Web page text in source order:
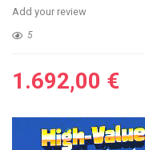
Add your review
5
1.692,00 €